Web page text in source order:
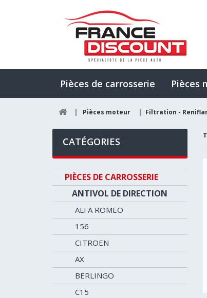
Pièces de carrosserie Pièces
| Pièces moteur | Filtration -
CATÉGORIES
PIÈCES DE CARROSSERIE
ANTIVOL DE DIRECTION
ALFA ROMEO
156
CITROEN
AX
BERLINGO
C15